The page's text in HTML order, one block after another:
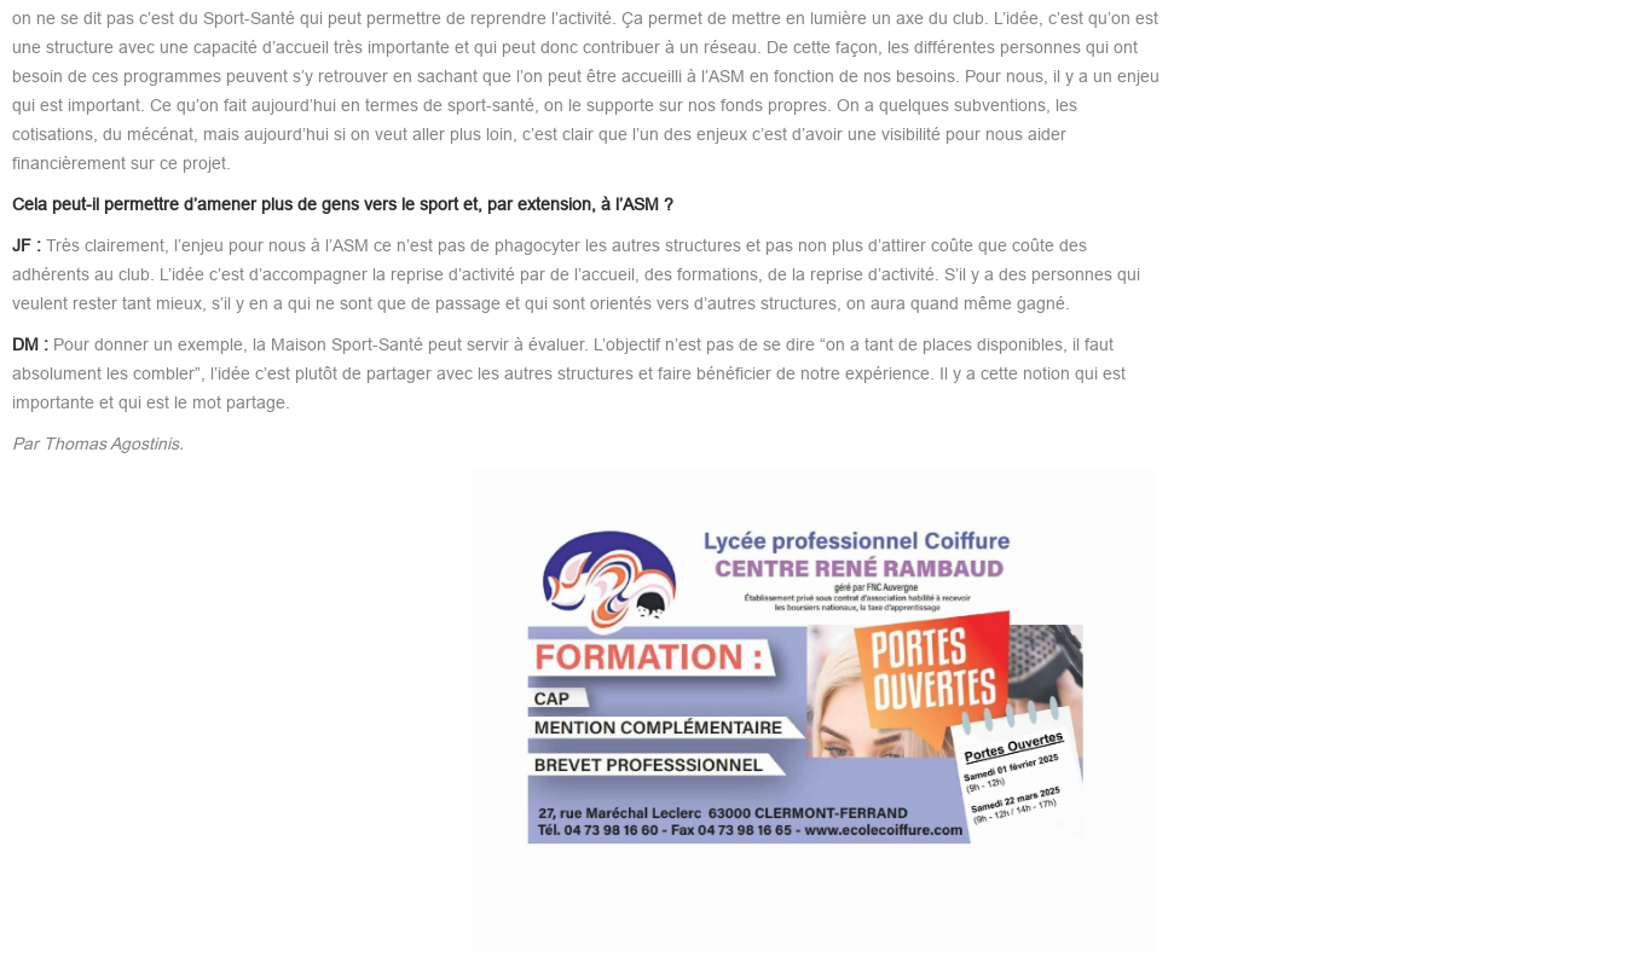
on ne se dit pas c’est du Sport-Santé qui peut permettre de reprendre l’activité. Ça permet de mettre en lumière un axe du club. L’idée, c’est qu’on est
une structure avec une capacité d’accueil très importante et qui peut donc contribuer à un réseau. De cette façon, les différentes personnes qui ont
besoin de ces programmes peuvent s’y retrouver en sachant que l’on peut être accueilli à l’ASM en fonction de nos besoins. Pour nous, il y a un enjeu
qui est important. Ce qu’on fait aujourd’hui en termes de sport-santé, on le supporte sur nos fonds propres. On a quelques subventions, les
cotisations, du mécénat, mais aujourd’hui si on veut aller plus loin, c’est clair que l’un des enjeux c’est d’avoir une visibilité pour nous aider
financièrement sur ce projet.
Cela peut-il permettre d’amener plus de gens vers le sport et, par extension, à l’ASM ?
JF :Très clairement, l’enjeu pour nous à l’ASM ce n’est pas de phagocyter les autres structures et pas non plus d’attirer coûte que coûte des
adhérents au club. L’idée c’est d’accompagner la reprise d’activité par de l’accueil, des formations, de la reprise d’activité. S’il y a des personnes qui
veulent rester tant mieux, s’il y en a qui ne sont que de passage et qui sont orientés vers d’autres structures, on aura quand même gagné.
DM :Pour donner un exemple, la Maison Sport-Santé peut servir à évaluer. L’objectif n’est pas de se dire “on a tant de places disponibles, il faut
absolument les combler”, l’idée c’est plutôt de partager avec les autres structures et faire bénéficier de notre expérience. Il y a cette notion qui est
importante et qui est le mot partage.
Par Thomas Agostinis.